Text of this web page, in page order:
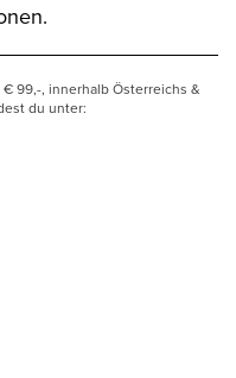
99,-, innerhalb Österreichs &
du unter: